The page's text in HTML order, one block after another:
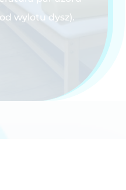
wylotu dysz).